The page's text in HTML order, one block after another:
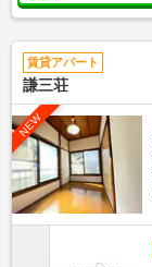
賃貸アパート
謙三荘
NEW